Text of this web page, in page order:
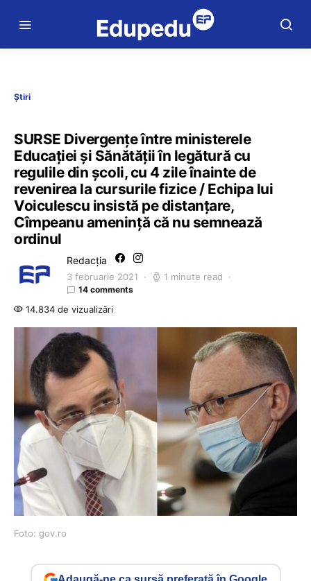
Știri
SURSE Divergențe între ministerele
Educației și Sănătății în legătură cu
regulile din școli, cu 4 zile înainte de
revenirea la cursurile fizice / Echipa lui
Voiculescu insistă pe distanțare,
Cîmpeanu amenință că nu semnează
ordinul
Redacția
3 februarie 2021 1 minute read
14 comments
14.834 de vizualizări
Foto: gov.ro